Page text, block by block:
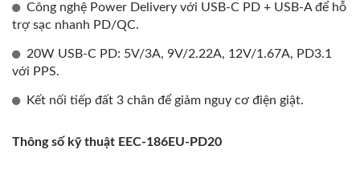
Công nghệ Power Delivery với USB-C PD + USB-A để hỗ
trợ sạc nhanh PD/QC.
20W USB-C PD: 5V/3A, 9V/2.22A, 12V/1.67A, PD3.1
với PPS.
Kết nối tiếp đất 3 chân để giảm nguy cơ điện giật.
Thông số kỹ thuật EEC-186EU-PD20